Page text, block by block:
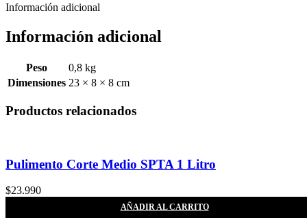
Información adicional
Información adicional
Peso
0,8 kg
Dimensiones 23 × 8 × 8 cm
Productos relacionados
Pulimento Corte Medio SPTA 1 Litro
$23.990
AÑADIR AL CARRITO